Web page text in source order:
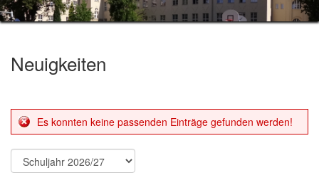
Neuigkeiten
Es konnten keine passenden Einträge gefunden werden!